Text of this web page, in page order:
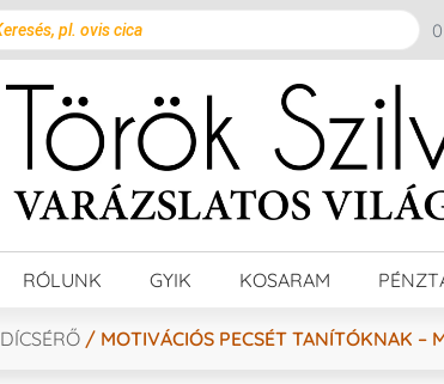
RÓLUNK GYIK KOSARAM
DÍCSÉRŐ / MOTIVÁCIÓS PECSÉT TANÍTÓKNAK –